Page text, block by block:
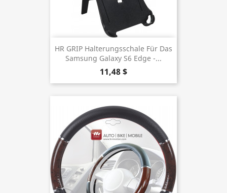
HR GRIP Halterungsschale Für Das
Samsung Galaxy S6 Edge -...
11,48 $